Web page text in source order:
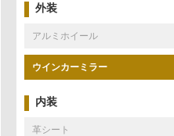
外装
アルミホイール
ウインカーミラー
内装
革シート